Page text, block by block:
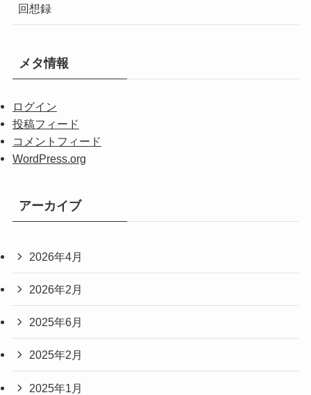
回想録
メタ情報
ログイン
投稿フィード
コメントフィード
WordPress.org
アーカイブ
2026年4月
2026年2月
2025年6月
2025年2月
2025年1月